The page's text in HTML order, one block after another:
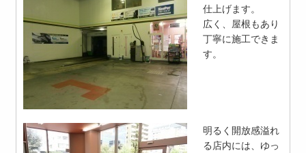
仕上げます。
広く、屋根もあり
丁寧に施工できま
す。
明るく開放感溢れ
る店内には、ゆっ